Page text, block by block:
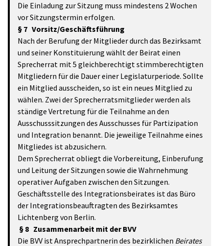
Die Einladung zur Sitzung muss mindestens 2 Wochen
vor Sitzungstermin erfolgen.
§ 7 Vorsitz/Geschäftsführung
Nach der Berufung der Mitglieder durch das Bezirksamt
und seiner Konstituierung wählt der Beirat einen
Sprecherrat mit 5 gleichberechtigt stimmberechtigten
Mitgliedern für die Dauer einer Legislaturperiode. Sollte
ein Mitglied ausscheiden, so ist ein neues Mitglied zu
wählen. Zwei der Sprecherratsmitglieder werden als
ständige Vertretung für die Teilnahme an den
Ausschusssitzungen des Ausschusses für Partizipation
und Integration benannt. Die jeweilige Teilnahme eines
Mitgliedes ist abzusichern.
Dem Sprecherrat obliegt die Vorbereitung, Einberufung
und Leitung der Sitzungen sowie die Wahrnehmung
operativer Aufgaben zwischen den Sitzungen.
Geschäftsstelle des Integrationsbeirates ist das Büro
der Integrationsbeauftragten des Bezirksamtes
Lichtenberg von Berlin.
§ 8 Zusammenarbeit mit der BVV
Die BVV ist Ansprechpartnerin des bezirklichen Beirates